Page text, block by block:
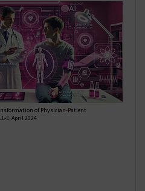
of Physician-Patient
E, April 2024